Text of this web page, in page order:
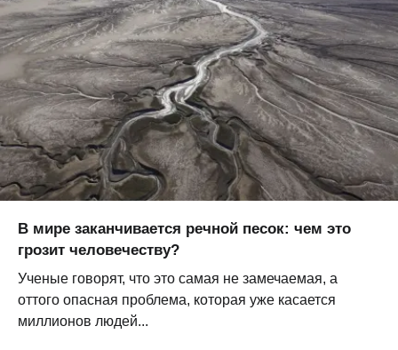
В мире заканчивается речной песок: чем это
грозит человечеству?
Ученые говорят, что это самая не замечаемая, а
оттого опасная проблема, которая уже касается
миллионов людей...